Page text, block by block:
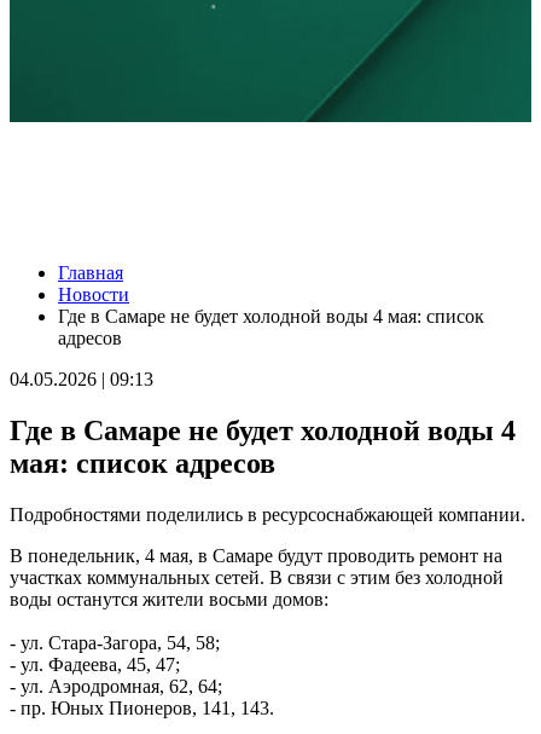
В Самаре представят последнюю книгу Виталия Стадникова о
Фабрике-кухне
09.08.2026 | 22:05
Как помочь кошке справиться со стрессом: советы эксперта
Эксперт рассказал, как мошенники используют старые сим-
09.08.2026 | 21:32
В Тольятти восстановили движение на дорогах после падения
деревьев
Персеиды и парад планет: какие астрономические явления
09.08.2026 | 20:59
В России могут сократить срок оплаты штрафов для авто с
иностранными номерами
В Москве открыли фотовыставку о Самарской области
09.08.2026 | 20:06
Поддержка предпринимателей, авиационный кластер и День
строителя. Спецрепортаж
Главная
Новости
Где в Самаре не будет холодной воды 4 мая: список
адресов
04.05.2026 | 09:13
Где в Самаре не будет холодной воды 4
мая: список адресов
Подробностями поделились в ресурсоснабжающей компании.
В понедельник, 4 мая, в Самаре будут проводить ремонт на
участках коммунальных сетей. В связи с этим без холодной
воды останутся жители восьми домов:
- ул. Стара-Загора, 54, 58;
- ул. Фадеева, 45, 47;
- ул. Аэродромная, 62, 64;
- пр. Юных Пионеров, 141, 143.